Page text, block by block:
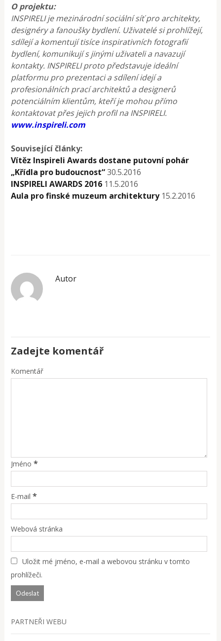
O projektu:
INSPIRELI je mezinárodní sociální síť pro architekty,
designéry a fanoušky bydlení. Uživatelé si prohlížejí,
sdílejí a komentují tisíce inspirativních fotografií
bydlení, komunikují s jinými uživateli a navazují
kontakty. INSPIRELI proto představuje ideální
platformu pro prezentaci a sdílení idejí a
profesionálních prací architektů a designerů
potenciálním klientům, kteří je mohou přímo
kontaktovat přes jejich profil na INSPIRELI.
www.inspireli.com
Související články:
Vítěz Inspireli Awards dostane putovní pohár
„Křídla pro budoucnost“30.5.2016
INSPIRELI AWARDS 2016 11.5.2016
Aula pro finské muzeum architektury15.2.2016
Autor
Zadejte komentář
Komentář
Jméno *
E-mail *
Webová stránka
Uložit mé jméno, e-mail a webovou stránku v tomto
prohlížeči.
PARTNEŘI WEBU